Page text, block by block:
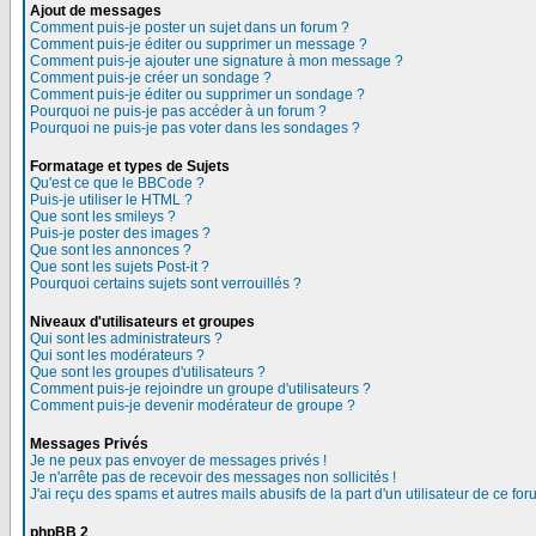
Ajout de messages
Comment puis-je poster un sujet dans un forum ?
Comment puis-je éditer ou supprimer un message ?
Comment puis-je ajouter une signature à mon message ?
Comment puis-je créer un sondage ?
Comment puis-je éditer ou supprimer un sondage ?
Pourquoi ne puis-je pas accéder à un forum ?
Pourquoi ne puis-je pas voter dans les sondages ?
Formatage et types de Sujets
Qu'est ce que le BBCode ?
Puis-je utiliser le HTML ?
Que sont les smileys ?
Puis-je poster des images ?
Que sont les annonces ?
Que sont les sujets Post-it ?
Pourquoi certains sujets sont verrouillés ?
Niveaux d'utilisateurs et groupes
Qui sont les administrateurs ?
Qui sont les modérateurs ?
Que sont les groupes d'utilisateurs ?
Comment puis-je rejoindre un groupe d'utilisateurs ?
Comment puis-je devenir modérateur de groupe ?
Messages Privés
Je ne peux pas envoyer de messages privés !
Je n'arrête pas de recevoir des messages non sollicités !
J'ai reçu des spams et autres mails abusifs de la part d'un utilisateur de ce
phpBB 2